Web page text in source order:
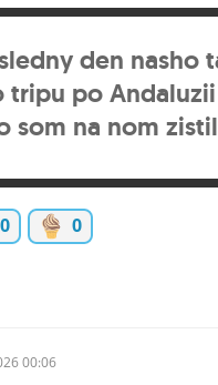
den nasho
po
som na nom
0 0
00:06